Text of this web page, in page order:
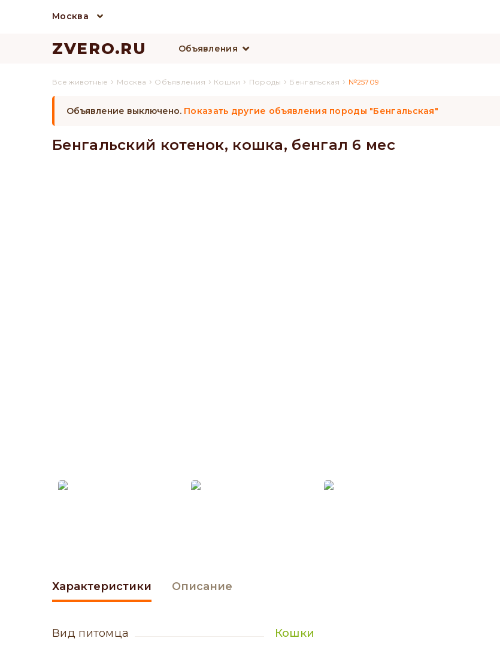
Москва
ZVERO.RU Объявления
Все животные › Москва › Объявления › Кошки › Породы › Бенгальская › №25709
Объявление выключено. Показать другие объявления породы "Бенгальская"
Бенгальский котенок, кошка, бенгал 6 мес
Характеристики
вид питомца Кошки
Описание